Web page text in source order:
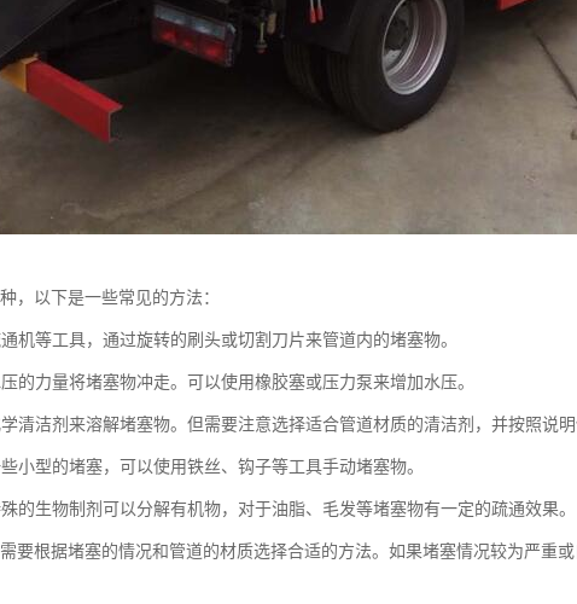
，以下是一些常见的方法：
机等工具，通过旋转的刷头或切割刀片来管道内的堵塞物。
的力量将堵塞物冲走。可以使用橡胶塞或压力泵来增加水压。
清洁剂来溶解堵塞物。但需要注意选择适合管道材质的清洁剂，并按照说
小型的堵塞，可以使用铁丝、钩子等工具手动堵塞物。
的生物制剂可以分解有机物，对于油脂、毛发等堵塞物有一定的疏通效果。
要根据堵塞的情况和管道的材质选择合适的方法。如果堵塞情况较为严重